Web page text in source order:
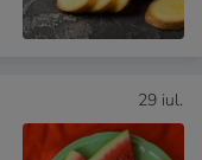
29 iul.